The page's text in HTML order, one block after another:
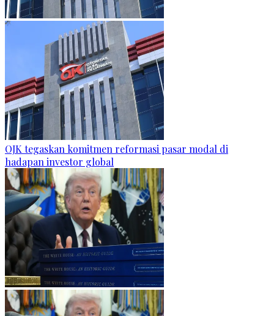
OJK tegaskan komitmen reformasi pasar modal di
hadapan investor global